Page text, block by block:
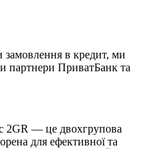
в кредит, ми
партнери ПриватБанк та
2GR — це двохгрупова
для ефективної та